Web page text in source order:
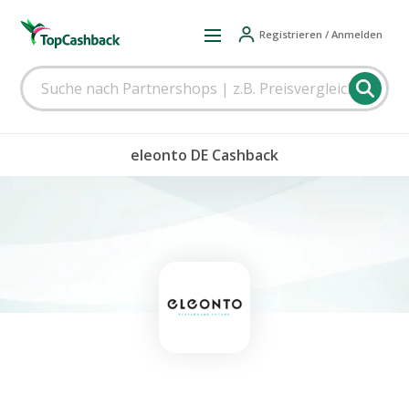
Registrieren / Anmelden
eleonto DE Cashback